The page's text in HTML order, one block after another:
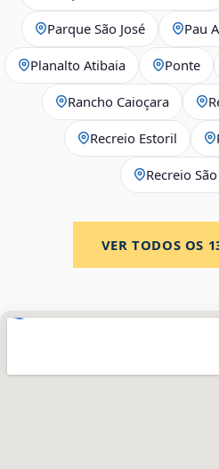
Parque São José Pau
Planalto Atibaia Ponte
Rancho Caioçara
Recreio Estoril
Recreio
VER TODOS OS